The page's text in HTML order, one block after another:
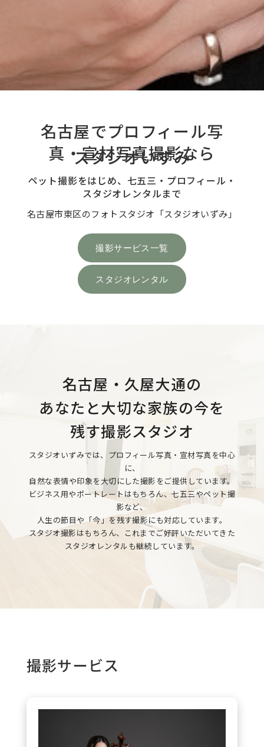
名古屋でプロフィール写
真・宣材写真撮影なら
スタジオいずみ
ペット撮影をはじめ、七五三・プロフィール・
スタジオレンタルまで
名古屋市東区のフォトスタジオ「スタジオいずみ」
撮影サービス一覧
スタジオレンタル
名古屋・久屋大通の
あなたと大切な家族の今を
残す撮影スタジオ
スタジオいずみでは、プロフィール写真・宣材写真を中心
に、
自然な表情や印象を大切にした撮影をご提供しています。
ビジネス用やポートレートはもちろん、七五三やペット撮
影など、
人生の節目や「今」を残す撮影にも対応しています。
スタジオ撮影はもちろん、これまでご好評いただいてきた
スタジオレンタルも継続しています。
撮影サービス